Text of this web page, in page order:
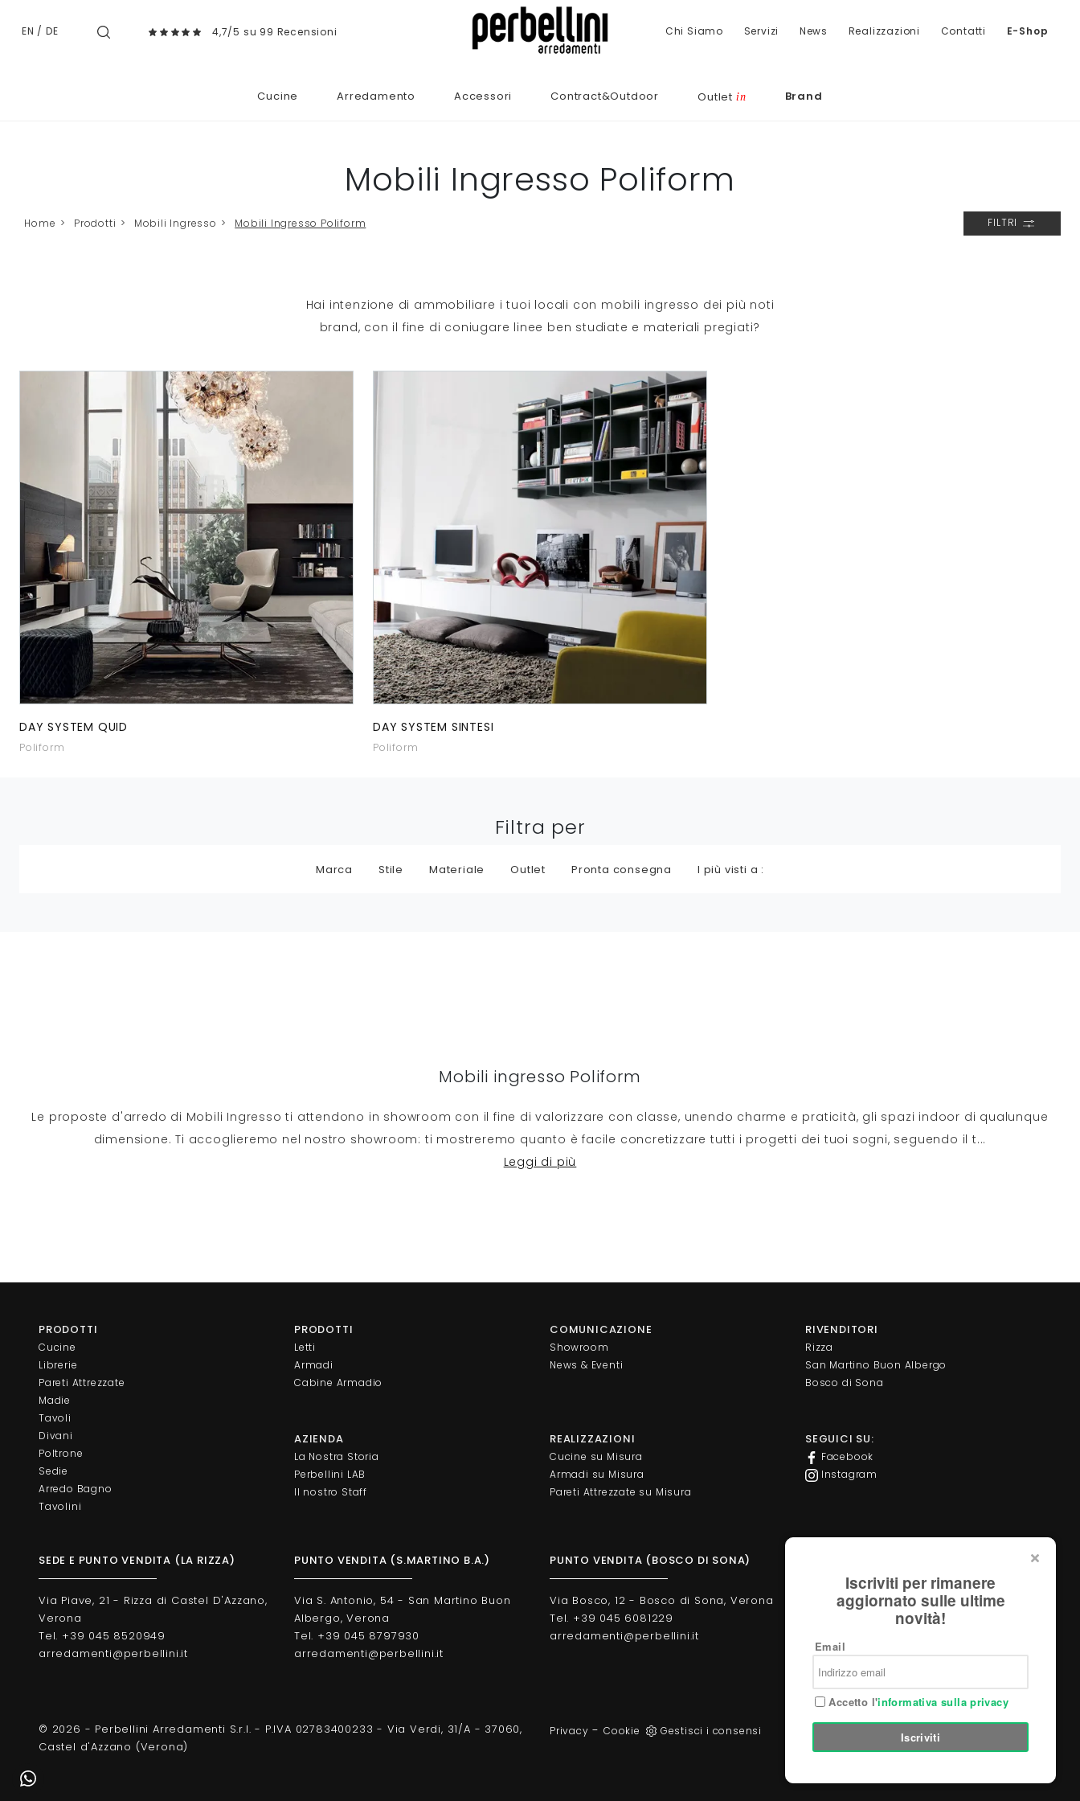
Chi Siamo Servizi News Realizzazioni Contatti E-Shop
EN / DE 4,7/5 su 99 Recensioni
Cucine Arredamento Accessori Contract&Outdoor Outlet in Brand
Mobili Ingresso Poliform
Home > Prodotti > Mobili Ingresso > Mobili Ingresso Poliform FILTRI
Hai intenzione di ammobiliare i tuoi locali con mobili ingresso dei più noti
brand, con il fine di coniugare linee ben studiate e materiali pregiati?
DAY SYSTEM QUID
Poliform
DAY SYSTEM SINTESI
Poliform
Filtra per
Marca Stile Materiale Outlet Pronta consegna I più visti a :
Mobili ingresso Poliform
Le proposte d'arredo di Mobili Ingresso ti attendono in showroom con il fine di valorizzare con classe, unendo charme e praticità, gli spazi indoor di qualunque
dimensione. Ti accoglieremo nel nostro showroom: ti mostreremo quanto è facile concretizzare tutti i progetti dei tuoi sogni, seguendo il t...
Leggi di più
PRODOTTI
Cucine
Librerie
Pareti Attrezzate
Madie
Tavoli
Divani
Poltrone
Sedie
Arredo Bagno
Tavolini
PRODOTTI
Letti
Armadi
Cabine Armadio
COMUNICAZIONE
Showroom
News & Eventi
RIVENDITORI
Rizza
San Martino Buon Albergo
Bosco di Sona
AZIENDA
La Nostra Storia
Perbellini LAB
Il nostro Staff
REALIZZAZIONI
Cucine su Misura
Armadi su Misura
Pareti Attrezzate su Misura
SEGUICI SU:
Facebook
Instagram
SEDE E PUNTO VENDITA (LA RIZZA)
Via Piave, 21 - Rizza di Castel D'Azzano,
Verona
Tel. +39 045 8520949
arredamenti@perbellini.it
PUNTO VENDITA (S.MARTINO B.A.)
Via S. Antonio, 54 - San Martino Buon
Albergo, Verona
Tel. +39 045 8797930
arredamenti@perbellini.it
PUNTO VENDITA (BOSCO DI SONA)
Via Bosco, 12 - Bosco di Sona, Verona
Tel. +39 045 6081229
arredamenti@perbellini.it
Corso Milano, 138 - Verona
Tel. +39 045 2051570
© 2026 - Perbellini Arredamenti S.r.l. - P.IVA 02783400233 - Via Verdi, 31/A - 37060,
Castel d'Azzano (Verona)
Privacy -Cookie Gestisci i consensi Powered by
Iscriviti per rimanere
aggiornato sulle ultime
novità!
Email
Accetto l'informativa sulla privacy
Iscriviti